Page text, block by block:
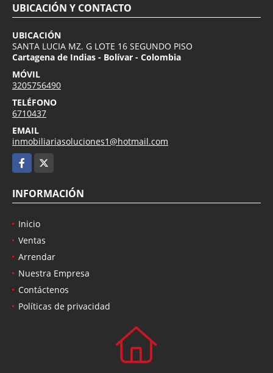
UBICACIÓN Y CONTACTO
UBICACIÓN
SANTA LUCIA MZ. G LOTE 16 SEGUNDO PISO
Cartagena de Indias - Bolívar - Colombia
MÓVIL
3205756490
TELÉFONO
6710437
EMAIL
inmobiliariasoluciones1@hotmail.com
Facebook
INFORMACIÓN
Inicio
Ventas
Arrendar
Nuestra Empresa
Contáctenos
Políticas de privacidad